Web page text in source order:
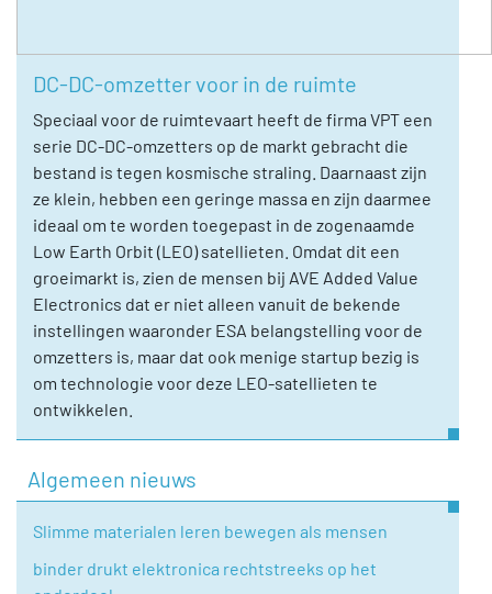
DC-DC-omzetter voor in de ruimte
Speciaal voor de ruimtevaart heeft de firma VPT een
serie DC-DC-omzetters op de markt gebracht die
bestand is tegen kosmische straling. Daarnaast zijn
ze klein, hebben een geringe massa en zijn daarmee
ideaal om te worden toegepast in de zogenaamde
Low Earth Orbit (LEO) satellieten. Omdat dit een
groeimarkt is, zien de mensen bij AVE Added Value
Electronics dat er niet alleen vanuit de bekende
instellingen waaronder ESA belangstelling voor de
omzetters is, maar dat ook menige startup bezig is
om technologie voor deze LEO-satellieten te
ontwikkelen.
Algemeen nieuws
Slimme materialen leren bewegen als mensen
binder drukt elektronica rechtstreeks op het